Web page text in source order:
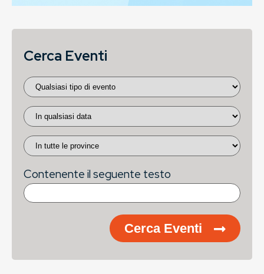
Cerca Eventi
Contenente il seguente testo
Cerca Eventi